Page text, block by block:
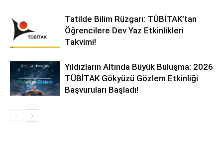
Tatilde Bilim Rüzgarı: TÜBİTAK’tan
Öğrencilere Dev Yaz Etkinlikleri
Takvimi!
Yıldızların Altında Büyük Buluşma: 2026
TÜBİTAK Gökyüzü Gözlem Etkinliği
Başvuruları Başladı!